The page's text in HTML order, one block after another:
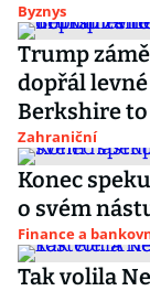
Byznys
Trump
dopřál
Berkshire
Zahraniční
Konec
o svém
Finance a
Tak volila